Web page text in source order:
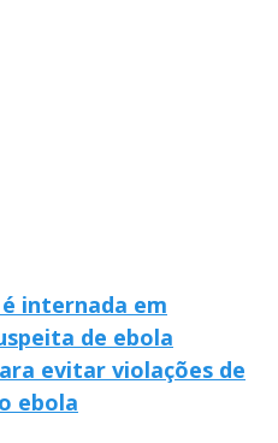
internada em
de ebola
evitar violações de
ebola